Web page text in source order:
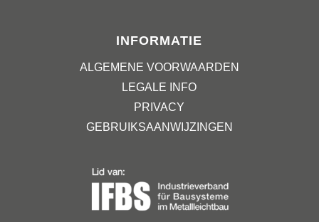
INFORMATIE
ALGEMENE VOORWAARDEN
LEGALE INFO
PRIVACY
GEBRUIKSAANWIJZINGEN